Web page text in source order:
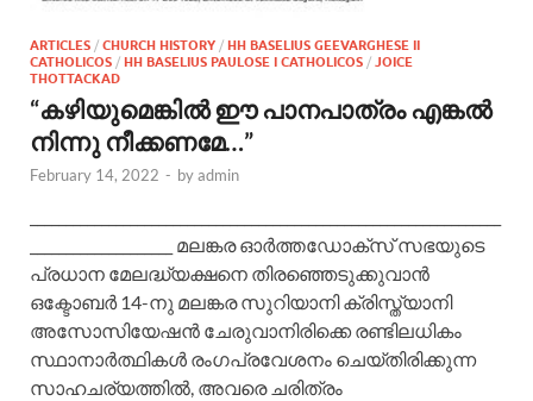
ARTICLES / CHURCH HISTORY / HH BASELIUS GEEVARGHESE II
CATHOLICOS / HH BASELIUS PAULOSE I CATHOLICOS / JOICE
THOTTACKAD
“കഴിയുമെങ്കില്‍ ഈ പാനപാത്രം എങ്കല്‍
നിന്നു നീക്കണമേ…”
February 14, 2022 - byadmin
____________________ മലങ്കര ഓര്‍ത്തഡോക്സ് സഭയുടെ
പ്രധാന മേലദ്ധ്യക്ഷനെ തിരഞ്ഞെടുക്കുവാന്‍
ഒക്ടോബര്‍ 14-നു മലങ്കര സുറിയാനി ക്രിസ്ത്യാനി
അസോസിയേഷന്‍ ചേരുവാനിരിക്കെ രണ്ടിലധികം
സ്ഥാനാര്‍ത്ഥികള്‍ രംഗപ്രവേശനം ചെയ്തിരിക്കുന്ന
സാഹചര്യത്തില്‍, അവരെ ചരിത്രം